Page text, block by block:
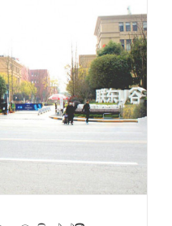
බලපත්ර
අවසරය
දිනා
ගත්තේය!